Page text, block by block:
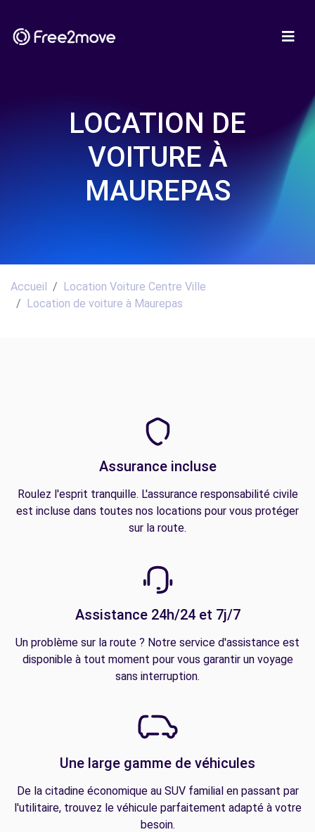
LOCATION DE
VOITURE À
MAUREPAS
Accueil
Location Voiture Centre Ville
Location de voiture à Maurepas
Assurance incluse
Roulez l'esprit tranquille. L'assurance responsabilité civile
est incluse dans toutes nos locations pour vous protéger
sur la route.
Assistance 24h/24 et 7j/7
Un problème sur la route ? Notre service d'assistance est
disponible à tout moment pour vous garantir un voyage
sans interruption.
Une large gamme de véhicules
De la citadine économique au SUV familial en passant par
l'utilitaire, trouvez le véhicule parfaitement adapté à votre
besoin.